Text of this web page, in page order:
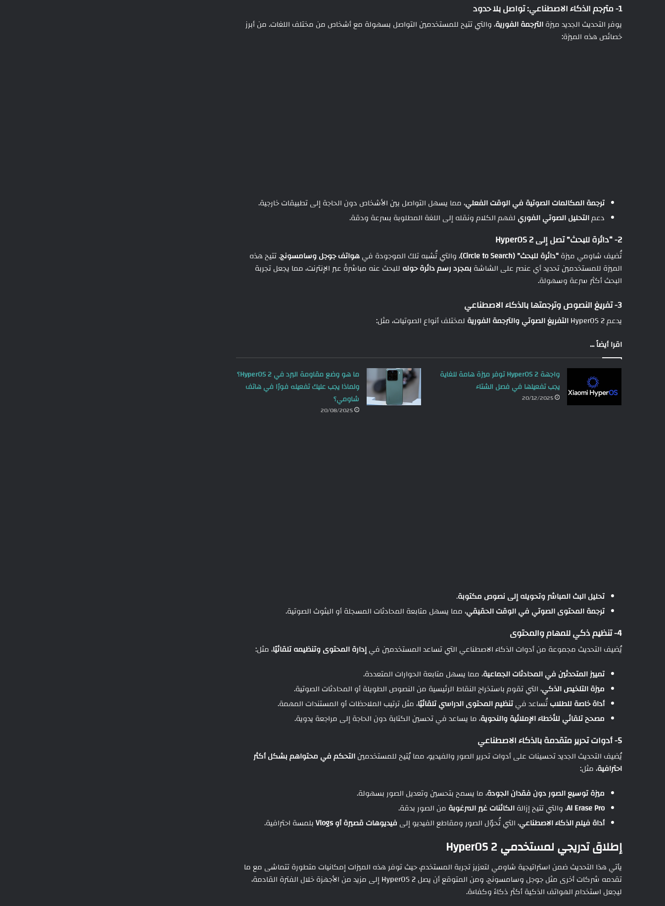
1- مترجم الذكاء الاصطناعي: تواصل بلا حدود
يوفر التحديث الجديد ميزةالترجمة الفورية، والتي تتيح للمستخدمين التواصل بسهولة مع أشخاص من مختلف اللغات. من أبرز
خصائص هذه الميزة:
ترجمة المكالمات الصوتية في الوقت الفعلي، مما يسهل التواصل بين الأشخاص دون الحاجة إلى تطبيقات خارجية.
دعمالتحليل الصوتي الفوري لفهم الكلام ونقله إلى اللغة المطلوبة بسرعة ودقة.
2- “دائرة للبحث” تصل إلى HyperOS 2
تُضيف شاومي ميزة“دائرة للبحث” (Circle to Search) ، والتي تُشبه تلك الموجودة فيهواتف جوجل وسامسونج. تتيح هذه
الميزة للمستخدمين تحديد أي عنصر على الشاشة بمجرد رسم دائرة حوله للبحث عنه مباشرةً عبر الإنترنت، مما يجعل تجربة
البحث أكثر سرعة وسهولة.
3- تفريغ النصوص وترجمتها بالذكاء الاصطناعي
يدعم HyperOS 2 التفريغ الصوتي والترجمة الفورية لمختلف أنواع الصوتيات، مثل:
اقرا أيضاً ...
واجهة HyperOS 2 توفر ميزة هامة للغاية
يجب تفعيلها في فصل الشتاء
20/12/2025
ما هو وضع مقاومة البرد في HyperOS 2؟
ولماذا يجب عليك تفعيله فورًا في هاتف
شاومي؟
20/08/2025
تحليل البث المباشر وتحويله إلى نصوص مكتوبة.
ترجمة المحتوى الصوتي في الوقت الحقيقي، مما يسهل متابعة المحادثات المسجلة أو البثوث الصوتية.
4- تنظيم ذكي للمهام والمحتوى
يُضيف التحديث مجموعة من أدوات الذكاء الاصطناعي التي تساعد المستخدمين فيإدارة المحتوى وتنظيمه تلقائيًا، مثل:
تمييز المتحدثين في المحادثات الجماعية، مما يسهل متابعة الحوارات المتعددة.
ميزة التلخيص الذكي، التي تقوم باستخراج النقاط الرئيسية من النصوص الطويلة أو المحادثات الصوتية.
أداة خاصة للطلابتُساعد فيتنظيم المحتوى الدراسي تلقائيًا، مثل ترتيب الملاحظات أو المستندات المهمة.
مصحح تلقائي للأخطاء الإملائية والنحوية، ما يساعد في تحسين الكتابة دون الحاجة إلى مراجعة يدوية.
5- أدوات تحرير متقدمة بالذكاء الاصطناعي
يُضيف التحديث الجديد تحسينات على أدوات تحرير الصور والفيديو، مما يُتيح للمستخدمينالتحكم في محتواهم بشكل أكثر
احترافية، مثل:
ميزة توسيع الصور دون فقدان الجودة، ما يسمح بتحسين وتعديل الصور بسهولة.
AI Erase Pro، والتي تتيح إزالةالكائنات غير المرغوبة من الصور بدقة.
أداة فيلم الذكاء الاصطناعي، التي تُحوّل الصور ومقاطع الفيديو إلى فيديوهات قصيرة أو Vlogs بلمسة احترافية.
إطلاق تدريجي لمستخدمي HyperOS 2
يأتي هذا التحديث ضمن استراتيجية شاومي لتعزيز تجربة المستخدم، حيث توفر هذه الميزات إمكانيات متطورة تتماشى مع ما
تقدمه شركات أخرى مثل جوجل وسامسونج. ومن المتوقع أن يصل HyperOS 2 إلى مزيد من الأجهزة خلال الفترة القادمة،
ليجعل استخدام الهواتف الذكية أكثر ذكاءً وكفاءة.